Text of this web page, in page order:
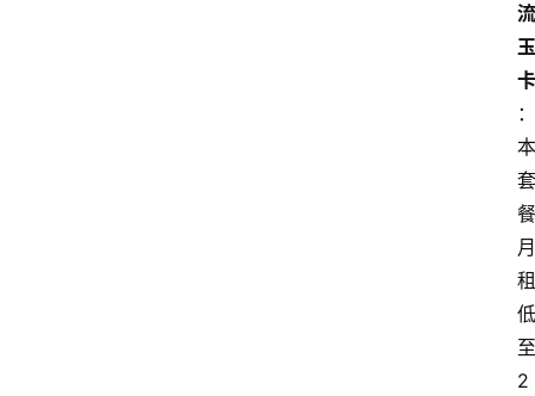
流
玉
卡
：
本
套
餐
月
租
低
至
2